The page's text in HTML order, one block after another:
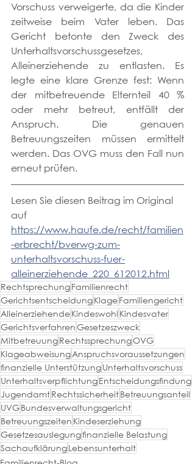
Vorschuss verweigerte, da die Kinder
zeitweise beim Vater leben. Das
Gericht betonte den Zweck des
Unterhaltsvorschussgesetzes,
Alleinerziehende zu entlasten. Es
legte eine klare Grenze fest: Wenn
der mitbetreuende Elternteil 40 %
oder mehr betreut, entfällt der
Anspruch. Die genauen
Betreuungszeiten müssen ermittelt
werden. Das OVG muss den Fall nun
erneut prüfen.
Lesen Sie diesen Beitrag im Original
auf
https://www.haufe.de/recht/familien
-erbrecht/bverwg-zum-
unterhaltsvorschuss-fuer-
alleinerziehende_220_612012.html
RechtsprechungFamilienrecht
GerichtsentscheidungKlageFamiliengericht
AlleinerziehendeKindeswohl Kindesvater
GerichtsverfahrenGesetzeszweck
MitbetreuungRechtssprechungOVG
KlageabweisungAnspruchsvoraussetzungen
finanzielle UnterstützungUnterhaltsvorschuss
UnterhaltsverpflichtungEntscheidungsfindung
JugendamtRechtssicherheitBetreuungsanteil
UVGBundesverwaltungsgericht
Betreuungszeiten Kindeserziehung
Gesetzesauslegungfinanzielle Belastung
SachaufklärungLebensunterhalt